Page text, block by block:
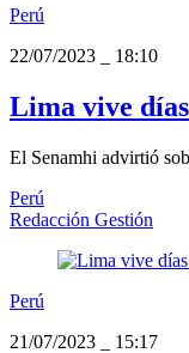
Perú
22/07/2023
18:10
Lima vive
El Senamhi advirtió
Perú
Redacción Gestión
Perú
21/07/2023
15:17